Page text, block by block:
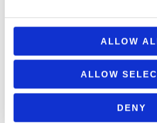
ALLOW
ALLOW
DENY
WITH METAL BADGE – BLACK /
BROWN 80684
3,49€ (incl. VAT)